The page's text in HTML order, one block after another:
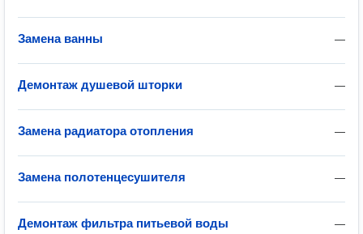
—
Замена ванны
—
Демонтаж душевой шторки
—
Замена радиатора отопления
—
Замена полотенцесушителя
—
Демонтаж фильтра питьевой воды